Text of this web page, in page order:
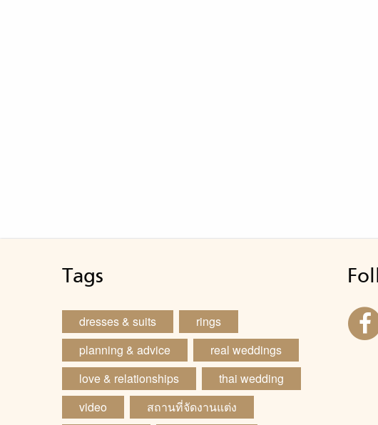
Tags
dresses & suits
rings
planning & advice
real weddings
love & relationships
thai wedding
video
สถานที่จัดงานแต่ง